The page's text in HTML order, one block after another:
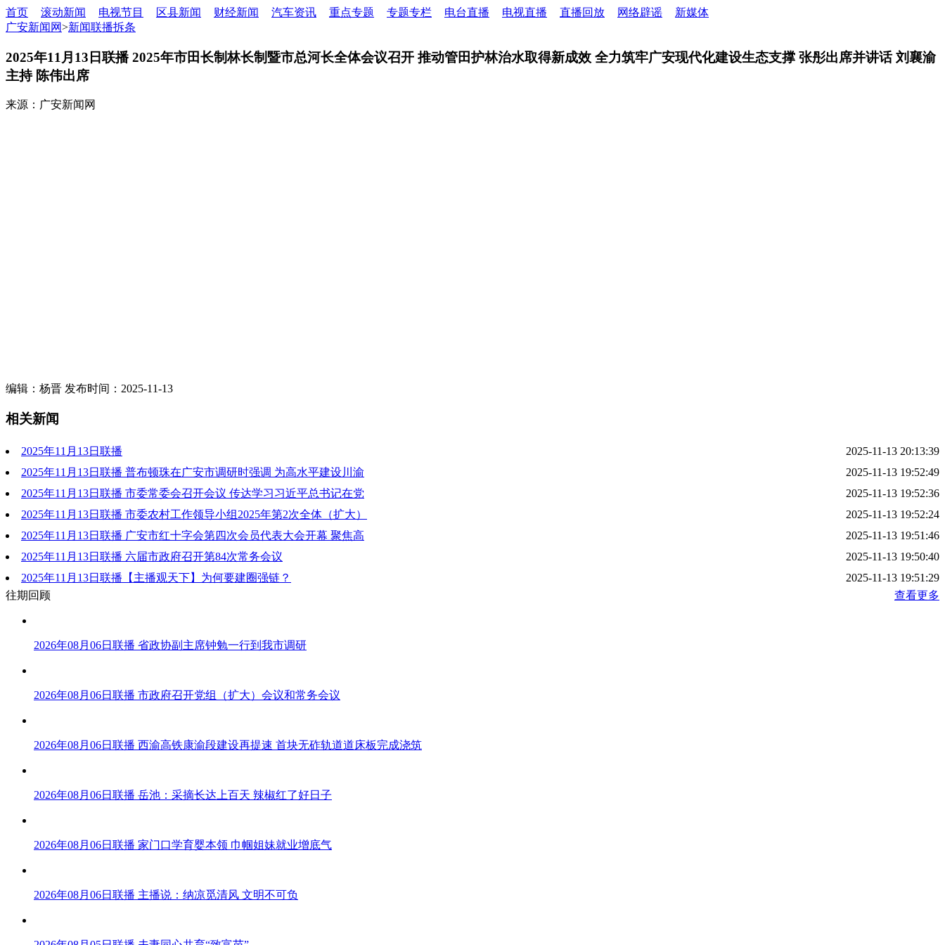
首页 滚动新闻 电视节目 区县新闻 财经新闻 汽车资讯 重点专题 专题专栏 电台直播 电视直播 直播回放 网络辟谣
新媒体
广安新闻网>新闻联播拆条
2025年11月13日联播 2025年市田长制林长制暨市总河长全体会议召开 推动管田护林治水取得新成效 全力筑牢广安现代化建设生态支撑 张彤出席并讲话 刘襄渝
主持 陈伟出席
来源：广安新闻网
编辑：杨晋 发布时间：2025-11-13
相关新闻
2025年11月13日联播
2025-11-13 20:13:39
2025年11月13日联播 普布顿珠在广安市调研时强调 为高水平建设川渝
合作示范区广泛凝心聚力
2025-11-13 19:52:49
2025年11月13日联播 市委常委会召开会议 传达学习习近平总书记在党
的二十届四中全会上的重要讲话精神和中省有关会议文件精神 研究我市贯
彻落实意见
2025-11-13 19:52:36
2025年11月13日联播 市委农村工作领导小组2025年第2次全体（扩大）
会议召开 以更大力度推进乡村全面振兴 加快迈出农业强市建设新步伐 张
彤主持会议并讲话 刘襄渝陈伟出席
2025-11-13 19:52:24
2025年11月13日联播 广安市红十字会第四次会员代表大会开幕 聚焦高
质量发展提高人道服务能力 在广安现代化建设火热实践中作出积极贡献 张
彤伍旭出席并讲话 刘襄渝出席
2025-11-13 19:51:46
2025年11月13日联播 六届市政府召开第84次常务会议
2025-11-13 19:50:40
2025年11月13日联播【主播观天下】为何要建圈强链？
2025-11-13 19:51:29
往期回顾
查看更多
2026年08月06日联播 省政协副主席钟勉一行到我市调研
2026年08月06日联播 市政府召开党组（扩大）会议和常务会议
2026年08月06日联播 西渝高铁康渝段建设再提速 首块无砟轨道道床板完成浇筑
2026年08月06日联播 岳池：采摘长达上百天 辣椒红了好日子
2026年08月06日联播 家门口学育婴本领 巾帼姐妹就业增底气
2026年08月06日联播 主播说：纳凉觅清风 文明不可负